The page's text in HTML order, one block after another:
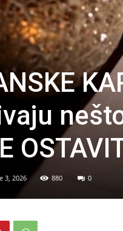
3, 2026 880 0